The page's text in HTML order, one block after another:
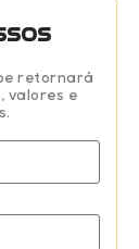
retornará
valores e